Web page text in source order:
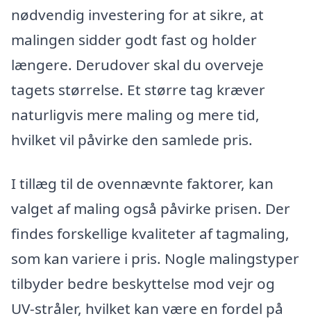
nødvendig investering for at sikre, at
malingen sidder godt fast og holder
længere. Derudover skal du overveje
tagets størrelse. Et større tag kræver
naturligvis mere maling og mere tid,
hvilket vil påvirke den samlede pris.
I tillæg til de ovennævnte faktorer, kan
valget af maling også påvirke prisen. Der
findes forskellige kvaliteter af tagmaling,
som kan variere i pris. Nogle malingstyper
tilbyder bedre beskyttelse mod vejr og
UV-stråler, hvilket kan være en fordel på